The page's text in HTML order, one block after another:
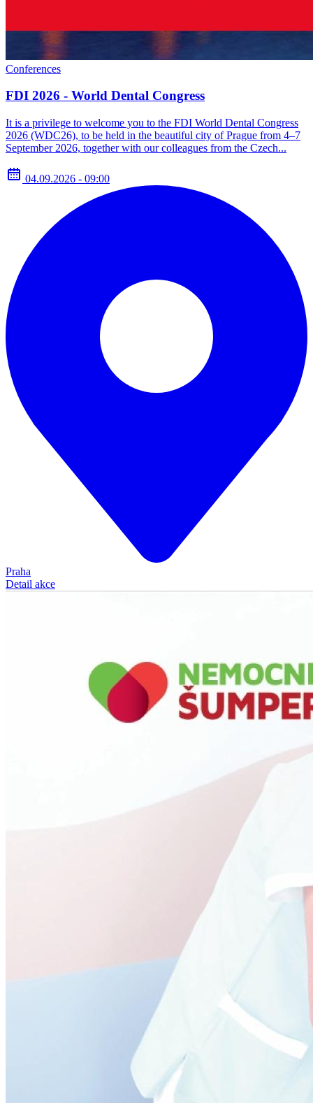
Conferences
FDI 2026 - World Dental Congress
It is a privilege to welcome you to the FDI World Dental Congress
2026 (WDC26), to be held in the beautiful city of Prague from 4–7
September 2026, together with our colleagues from the Czech...
04.09.2026 - 09:00
Praha
Detail akce